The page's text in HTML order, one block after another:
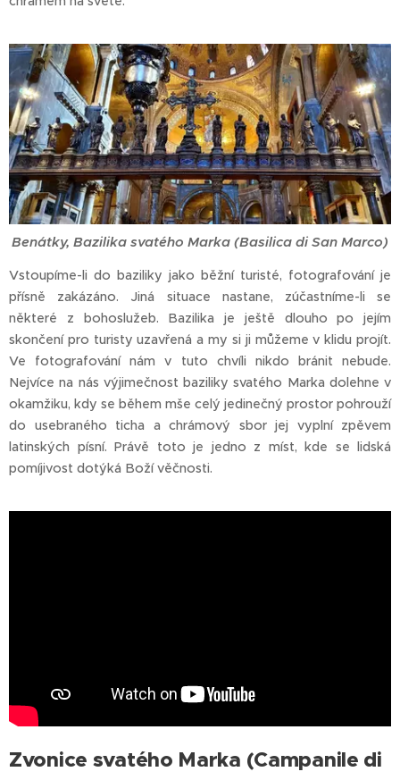
Benátky, Bazilika svatého Marka (Basilica di San Marco)
Vstoupíme-li do baziliky jako běžní turisté, fotografování je
přísně zakázáno. Jiná situace nastane, zúčastníme-li se
některé z bohoslužeb. Bazilika je ještě dlouho po jejím
skončení pro turisty uzavřená a my si ji můžeme v klidu projít.
Ve fotografování nám v tuto chvíli nikdo bránit nebude.
Nejvíce na nás výjimečnost baziliky svatého Marka dolehne v
okamžiku, kdy se během mše celý jedinečný prostor pohrouží
do usebraného ticha a chrámový sbor jej vyplní zpěvem
latinských písní. Právě toto je jedno z míst, kde se lidská
pomíjivost dotýká Boží věčnosti.
Zvonice svatého Marka (Campanile di